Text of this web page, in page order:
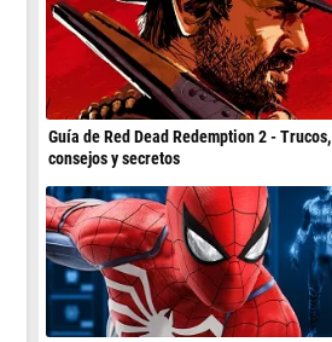
Guía de Red Dead Redemption 2 - Trucos,
consejos y secretos